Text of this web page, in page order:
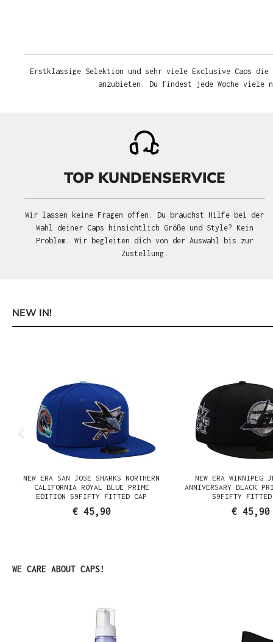
Erstklassige Selektion und sehr viele Exclusive Caps die
anzubieten. Du findest jede Woche
TOP KUNDENSERVICE
Wir lassen keine Fragen offen. Du brauchst Hilfe bei der
Wahl deiner Caps hinsichtlich Größe und Style? Kein
Problem. Wir begleiten dich von der Auswahl bis zur
Zustellung.
NEW IN!
NEW ERA SAN JOSE SHARKS NORTHERN
CALIFORNIA ROYAL BLUE PRIME
EDITION 59FIFTY FITTED CAP
€ 45,90
NEW ERA WINNIPEG
ANNIVERSARY BLACK
59FIFTY FITTED
€ 45,90
Produktgalerie überspringen
WE CARE ABOUT CAPS!